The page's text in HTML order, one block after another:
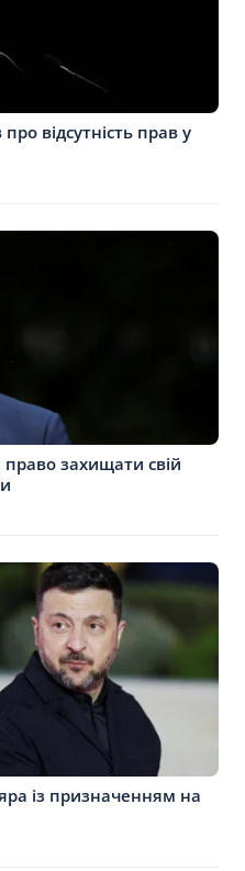
відсутність прав у
захищати свій
із призначенням на